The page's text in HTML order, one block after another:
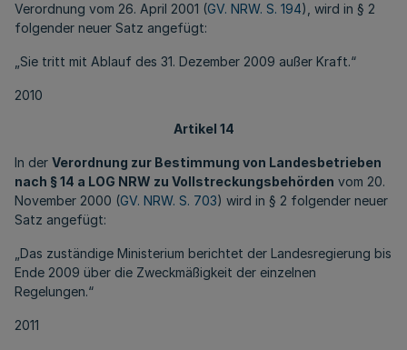
Verordnung vom 26. April 2001 (GV. NRW. S. 194), wird in § 2
folgender neuer Satz angefügt:
„Sie tritt mit Ablauf des 31. Dezember 2009 außer Kraft.“
2010
Artikel 14
In der Verordnung zur Bestimmung von Landesbetrieben
nach § 14 a LOG NRW zu Vollstreckungsbehörden vom 20.
November 2000 (GV. NRW. S. 703) wird in § 2 folgender neuer
Satz angefügt:
„Das zuständige Ministerium berichtet der Landesregierung bis
Ende 2009 über die Zweckmäßigkeit der einzelnen
Regelungen.“
2011